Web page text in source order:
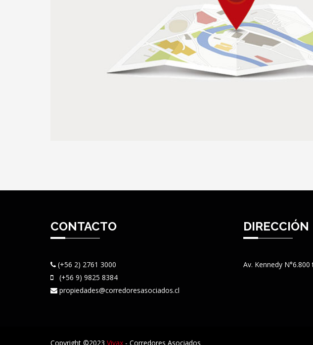
CONTACTO
(+56 2) 2761 3000
(+56 9) 9825 8384
propiedades@corredoresasociados.cl
DIRECCIÓN
Av. Kennedy
Copyright ©2023 Vivax - Corredores Asociados